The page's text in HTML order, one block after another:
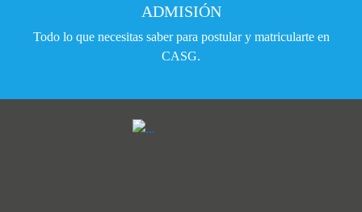
ADMISIÓN
Todo lo que necesitas saber para postular y matricularte en
CASG.